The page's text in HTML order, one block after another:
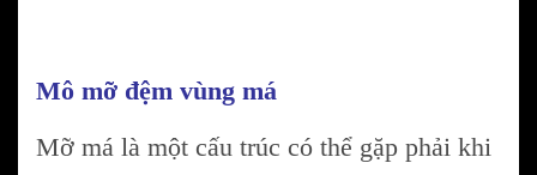
Mô mỡ đệm vùng má
Mỡ má là một cấu trúc có thể gặp phải khi